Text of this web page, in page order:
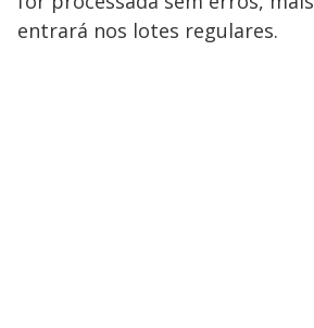
entrará nos lotes regulares.